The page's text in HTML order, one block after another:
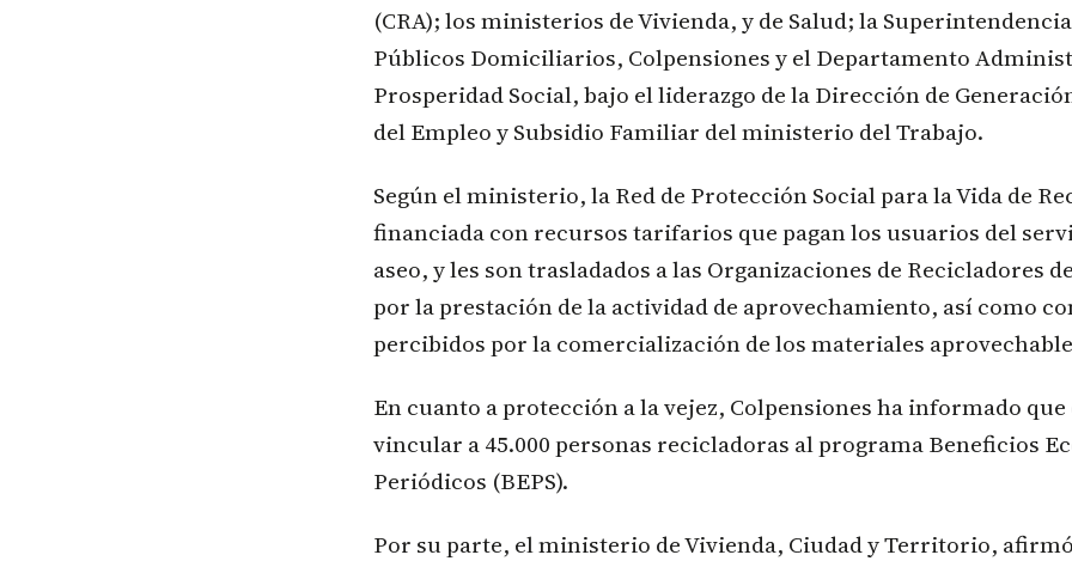
(CRA); los ministerios de Vivienda, y de Salud; la
Públicos Domiciliarios, Colpensiones y el Departamento
Prosperidad Social, bajo el liderazgo de la Dirección de
del Empleo y Subsidio Familiar del ministerio del Trabajo.
Según el ministerio, la Red de Protección Social para la Vida de
financiada con recursos tarifarios que pagan los usuarios del
aseo, y les son trasladados a las Organizaciones de Recicladores
por la prestación de la actividad de aprovechamiento, así como
percibidos por la comercialización de los materiales
En cuanto a protección a la vejez, Colpensiones ha informado
vincular a 45.000 personas recicladoras al programa Beneficios
Periódicos (BEPS).
Por su parte, el ministerio de Vivienda, Ciudad y Territorio, afirmó